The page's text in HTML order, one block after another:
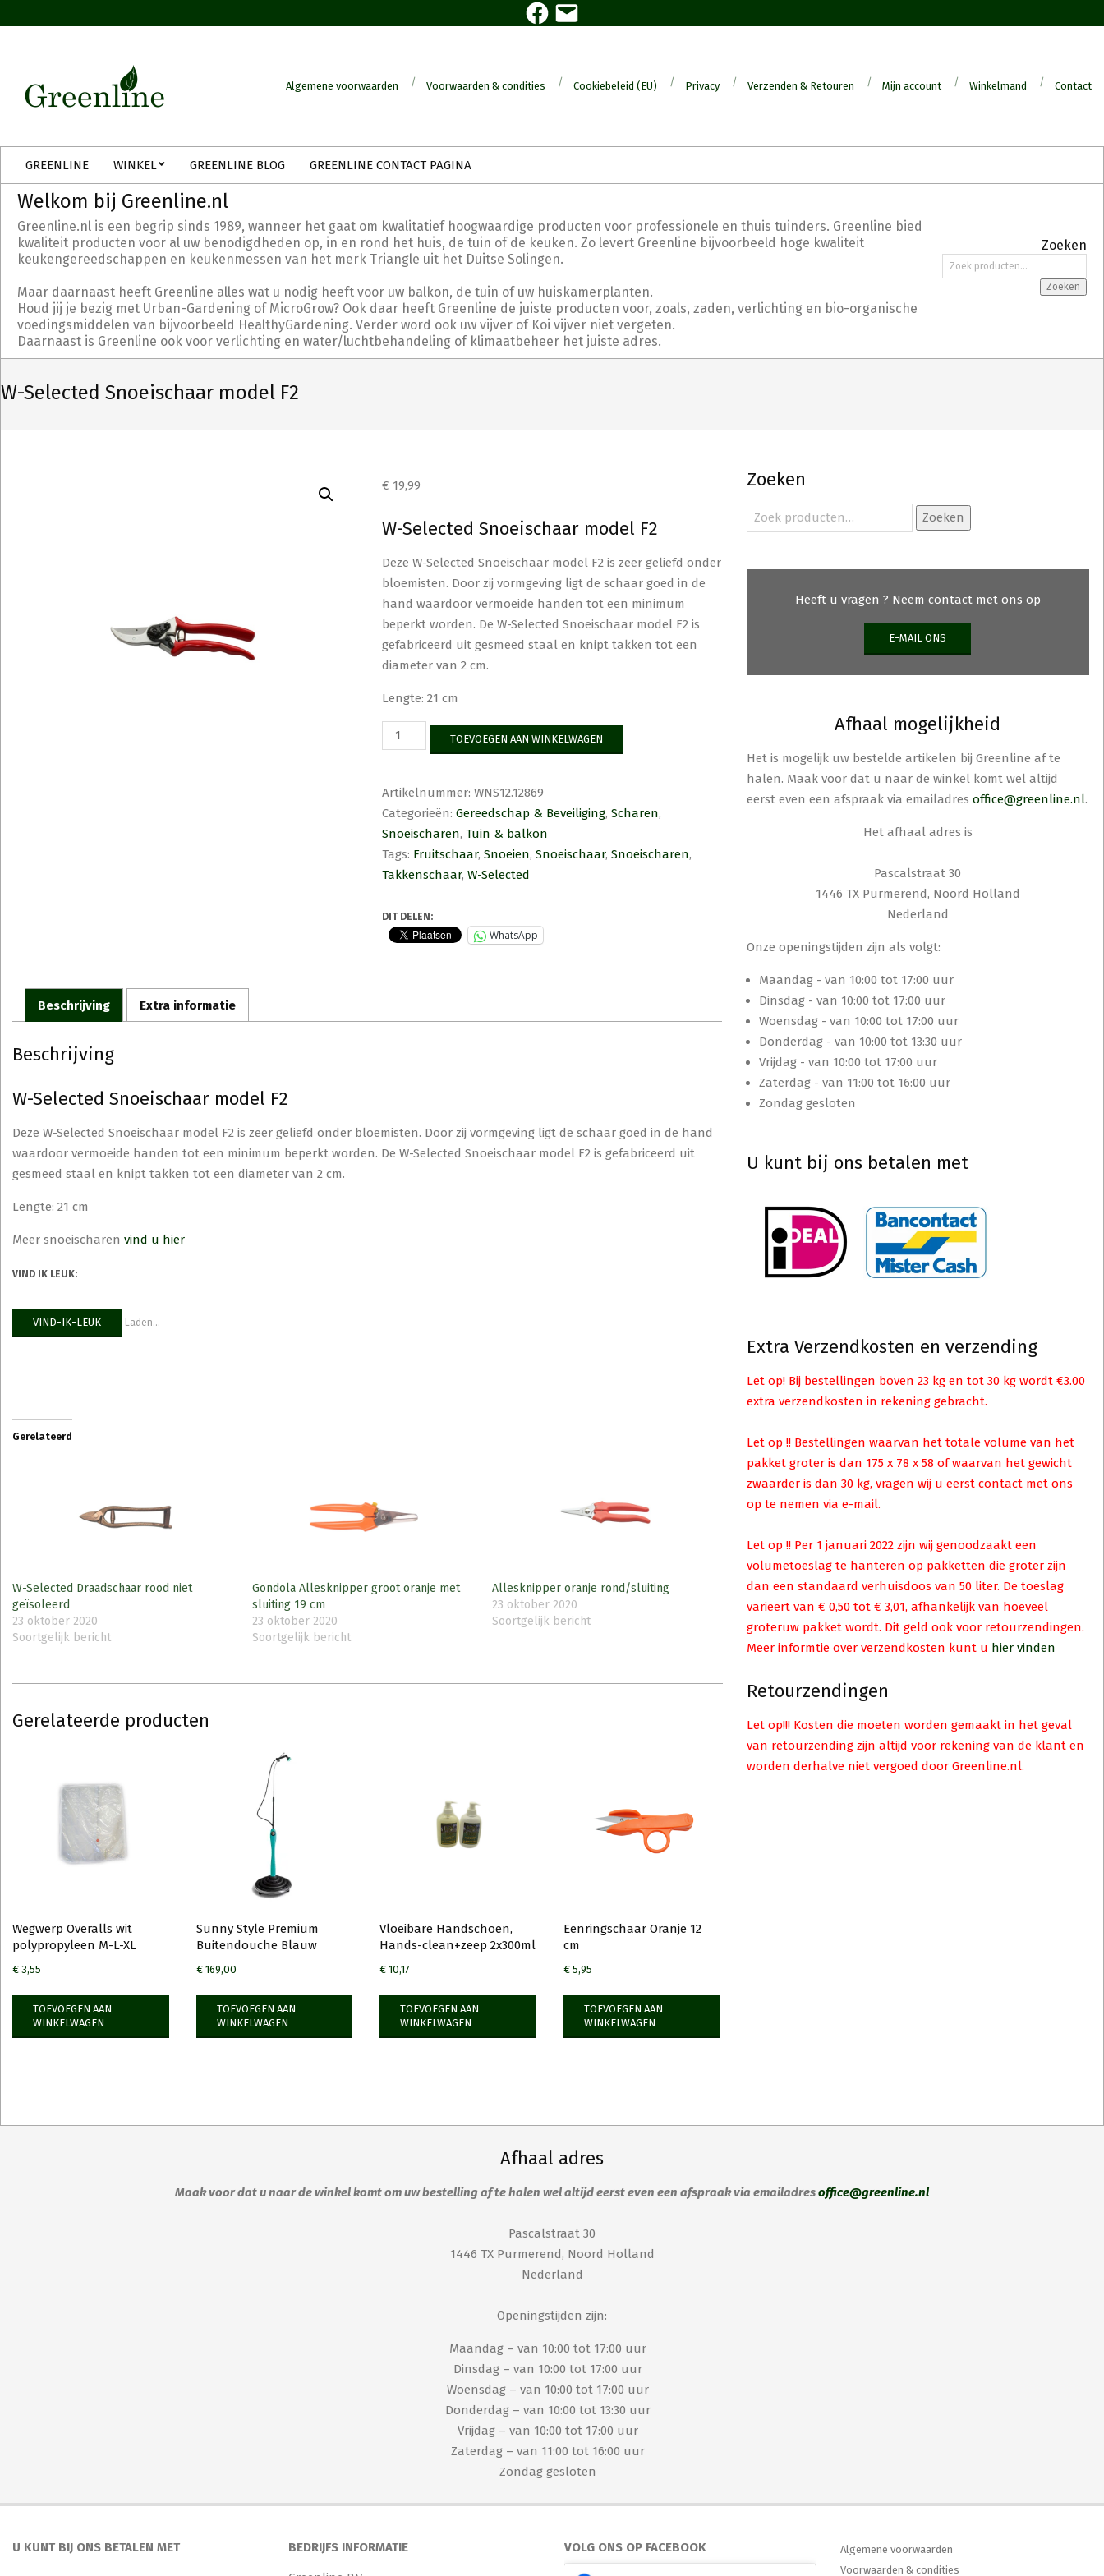
to
Facebook
E-
mail
Algemene voorwaarden Voorwaarden & condities Cookiebeleid (EU) Privacy Verzenden & Retouren Mijn account Winkelmand Contact
Menu
GREENLINE WINKEL GREENLINE BLOG GREENLINE CONTACT PAGINA
Welkom bij Greenline.nl
Greenline.nl is een begrip sinds 1989, wanneer het gaat om kwalitatief hoogwaardige producten voor professionele en thuis tuinders. Greenline bied
kwaliteit producten voor al uw benodigdheden op, in en rond het huis, de tuin of de keuken. Zo levert Greenline bijvoorbeeld hoge kwaliteit
keukengereedschappen en keukenmessen van het merk Triangle uit het Duitse Solingen.
Maar daarnaast heeft Greenline alles wat u nodig heeft voor uw balkon, de tuin of uw huiskamerplanten.
Houd jij je bezig met Urban-Gardening of MicroGrow? Ook daar heeft Greenline de juiste producten voor, zoals, zaden, verlichting en bio-organische
voedingsmiddelen van bijvoorbeeld HealthyGardening. Verder word ook uw vijver of Koi vijver niet vergeten.
Daarnaast is Greenline ook voor verlichting en water/luchtbehandeling of klimaatbeheer het juiste adres.
Zoeken
Zoeken
naar:
Zoeken
W-Selected Snoeischaar model F2
€ 19,99
W-Selected Snoeischaar model F2
Deze W-Selected Snoeischaar model F2 is zeer geliefd onder
bloemisten. Door zij vormgeving ligt de schaar goed in de
hand waardoor vermoeide handen tot een minimum
beperkt worden. De W-Selected Snoeischaar model F2 is
gefabriceerd uit gesmeed staal en knipt takken tot een
diameter van 2 cm.
Lengte: 21 cm
W-
Selected
F2
aantal
TOEVOEGEN AAN WINKELWAGEN
Artikelnummer: WNS12.12869
Categorieën: Gereedschap & Beveiliging, Scharen,
Snoeischaren, Tuin & balkon
Tags: Fruitschaar, Snoeien, Snoeischaar, Snoeischaren,
Takkenschaar, W-Selected
DIT DELEN:
WhatsApp
Beschrijving Extra informatie
Beschrijving
W-Selected Snoeischaar model F2
Deze W-Selected Snoeischaar model F2 is zeer geliefd onder bloemisten. Door zij vormgeving ligt de schaar goed in de hand
waardoor vermoeide handen tot een minimum beperkt worden. De W-Selected Snoeischaar model F2 is gefabriceerd uit
gesmeed staal en knipt takken tot een diameter van 2 cm.
Lengte: 21 cm
Meer snoeischaren vind u hier
VIND IK LEUK:
VIND-IK-LEUK Laden...
Gerelateerd
W-Selected Draadschaar rood niet
geïsoleerd
23 oktober 2020
Soortgelijk bericht
Gondola Allesknipper groot oranje met
sluiting 19 cm
23 oktober 2020
Soortgelijk bericht
Allesknipper oranje rond/sluiting
23 oktober 2020
Soortgelijk bericht
Gerelateerde producten
Wegwerp Overalls wit
polypropyleen M-L-XL
€ 3,55
TOEVOEGEN AAN
WINKELWAGEN
Sunny Style Premium
Buitendouche Blauw
€169,00
TOEVOEGEN AAN
WINKELWAGEN
Vloeibare Handschoen,
Hands-clean+zeep 2x300ml
€ 10,17
TOEVOEGEN AAN
WINKELWAGEN
Eenringschaar Oranje 12
cm
€5,95
TOEVOEGEN AAN
WINKELWAGEN
Zoeken
Zoeken
naar:
Zoeken
Heeft u vragen ? Neem contact met ons op
E-MAIL ONS
Afhaal mogelijkheid
Het is mogelijk uw bestelde artikelen bij Greenline af te
halen. Maak voor dat u naar de winkel komt wel altijd
eerst even een afspraak via emailadres office@greenline.nl.
Het afhaal adres is
Pascalstraat 30
1446 TX Purmerend, Noord Holland
Nederland
Onze openingstijden zijn als volgt:
Maandag - van 10:00 tot 17:00 uur
Dinsdag - van 10:00 tot 17:00 uur
Woensdag - van 10:00 tot 17:00 uur
Donderdag - van 10:00 tot 13:30 uur
Vrijdag - van 10:00 tot 17:00 uur
Zaterdag - van 11:00 tot 16:00 uur
Zondag gesloten
U kunt bij ons betalen met
Extra Verzendkosten en verzending
Let op! Bij bestellingen boven 23 kg en tot 30 kg wordt €3.00
extra verzendkosten in rekening gebracht.
Let op !! Bestellingen waarvan het totale volume van het
pakket groter is dan 175 x 78 x 58 of waarvan het gewicht
zwaarder is dan 30 kg, vragen wij u eerst contact met ons
op te nemen via e-mail.
Let op !! Per 1 januari 2022 zijn wij genoodzaakt een
volumetoeslag te hanteren op pakketten die groter zijn
dan een standaard verhuisdoos van 50 liter. De toeslag
varieert van € 0,50 tot € 3,01, afhankelijk van hoeveel
groteruw pakket wordt. Dit geld ook voor retourzendingen.
Meer informtie over verzendkosten kunt u hier vinden
Retourzendingen
Let op!!! Kosten die moeten worden gemaakt in het geval
van retourzending zijn altijd voor rekening van de klant en
worden derhalve niet vergoed door Greenline.nl.
Afhaal adres
Maak voor dat u naar de winkel komt om uw bestelling af te halen wel altijd eerst even een afspraak via emailadresoffice@greenline.nl
Pascalstraat 30
1446 TX Purmerend, Noord Holland
Nederland
Openingstijden zijn:
Maandag – van 10:00 tot 17:00 uur
Dinsdag – van 10:00 tot 17:00 uur
Woensdag – van 10:00 tot 17:00 uur
Donderdag – van 10:00 tot 13:30 uur
Vrijdag – van 10:00 tot 17:00 uur
Zaterdag – van 11:00 tot 16:00 uur
Zondag gesloten
U KUNT BIJ ONS BETALEN MET BEDRIJFS INFORMATIE VOLG ONS OP FACEBOOK
Algemene voorwaarden
Voorwaarden & condities